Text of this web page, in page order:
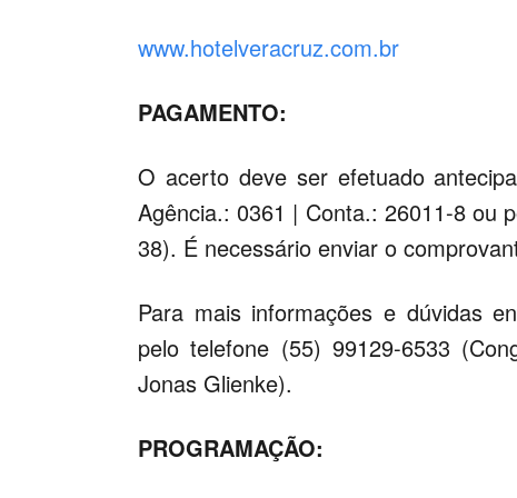
www.hotelveracruz.com.br
PAGAMENTO:
O acerto deve ser efetuado
Agência.: 0361 | Conta.: 26011-8 ou
38). É necessário enviar o
Para mais informações e dúvidas
pelo telefone (55) 99129-6533
Jonas Glienke).
PROGRAMAÇÃO: